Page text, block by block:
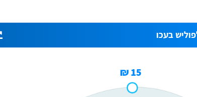
בעכו
15 ₪